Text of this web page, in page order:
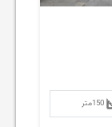
150متر